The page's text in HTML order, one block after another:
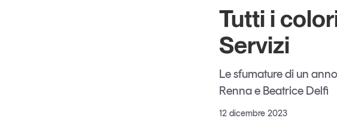
Tutti i
Servizi
Le sfumature di un
Renna e Beatrice Delfi
12 dicembre 2023